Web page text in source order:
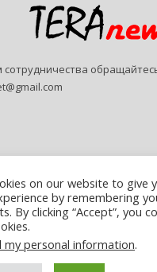
сотрудничества
© 2026 - Teranews. All Rights
on our website to give
by remembering
By clicking “Accept”, you
my personal information.